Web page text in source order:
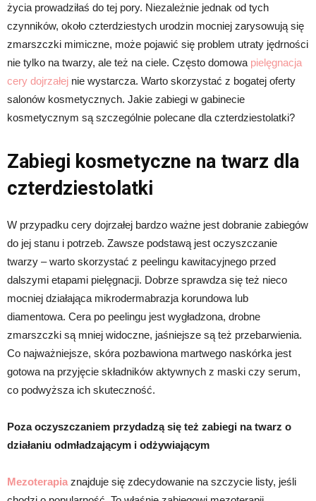
życia prowadziłaś do tej pory. Niezależnie jednak od tych
czynników, około czterdziestych urodzin mocniej zarysowują się
zmarszczki mimiczne, może pojawić się problem utraty jędrności
nie tylko na twarzy, ale też na ciele. Często domowa pielęgnacja
cery dojrzałej nie wystarcza. Warto skorzystać z bogatej oferty
salonów kosmetycznych. Jakie zabiegi w gabinecie
kosmetycznym są szczególnie polecane dla czterdziestolatki?
Zabiegi kosmetyczne na twarz dla
czterdziestolatki
W przypadku cery dojrzałej bardzo ważne jest dobranie zabiegów
do jej stanu i potrzeb. Zawsze podstawą jest oczyszczanie
twarzy – warto skorzystać z peelingu kawitacyjnego przed
dalszymi etapami pielęgnacji. Dobrze sprawdza się też nieco
mocniej działająca mikrodermabrazja korundowa lub
diamentowa. Cera po peelingu jest wygładzona, drobne
zmarszczki są mniej widoczne, jaśniejsze są też przebarwienia.
Co najważniejsze, skóra pozbawiona martwego naskórka jest
gotowa na przyjęcie składników aktywnych z maski czy serum,
co podwyższa ich skuteczność.
Poza oczyszczaniem przydadzą się też zabiegi na twarz o
działaniu odmładzającym i odżywiającym
Mezoterapia znajduje się zdecydowanie na szczycie listy, jeśli